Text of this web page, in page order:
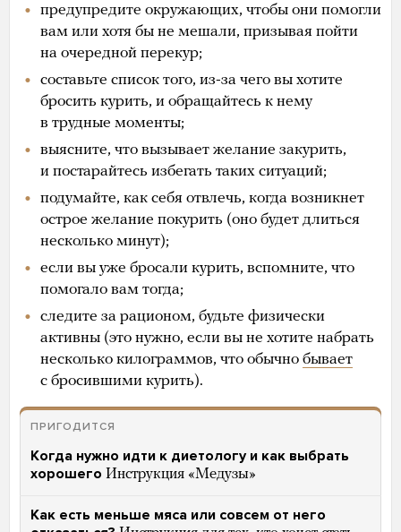
предупредите окружающих, чтобы они помогли
вам или хотя бы не мешали, призывая пойти
на очередной перекур;
составьте список того, из-за чего вы хотите
бросить курить, и обращайтесь к нему
в трудные моменты;
выясните, что вызывает желание закурить,
и постарайтесь избегать таких ситуаций;
подумайте, как себя отвлечь, когда возникнет
острое желание покурить (оно будет длиться
несколько минут);
если вы уже бросали курить, вспомните, что
помогало вам тогда;
следите за рационом, будьте физически
активны (это нужно, если вы не хотите набрать
несколько килограммов, что обычно бывает
с бросившими курить).
ПРИГОДИТСЯ
Когда нужно идти к диетологу и как выбрать
хорошего Инструкция «Медузы»
Как есть меньше мяса или совсем от него